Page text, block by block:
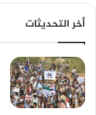
أخر التحديثات